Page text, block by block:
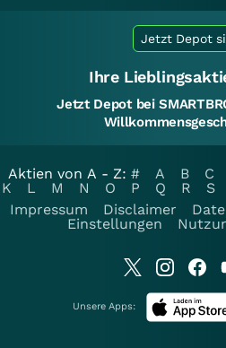
Jetzt Depot
Ihre
Jetzt Depot bei
Aktien von A - Z: # A B C
K
L M N O P Q R S
Impressum
Disclaimer
Einstellungen
Unsere Apps: